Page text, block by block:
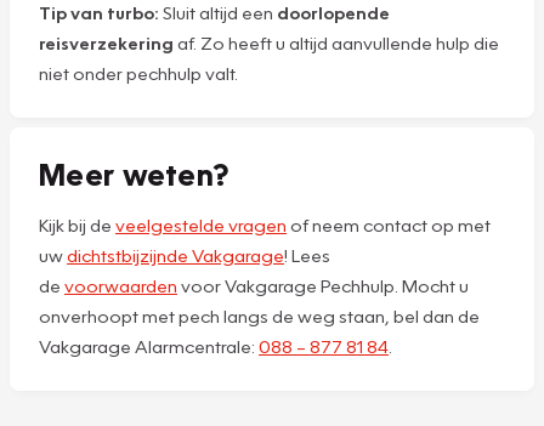
Tip van turbo: Sluit altijd een doorlopende
reisverzekering af. Zo heeft u altijd aanvullende hulp die
niet onder pechhulp valt.
Meer weten?
Kijk bij de veelgestelde vragen of neem contact op met
uwdichtstbijzijnde Vakgarage! Lees
de voorwaarden voor Vakgarage Pechhulp. Mocht u
onverhoopt met pech langs de weg staan, bel dan de
Vakgarage Alarmcentrale: 088 – 877 81 84